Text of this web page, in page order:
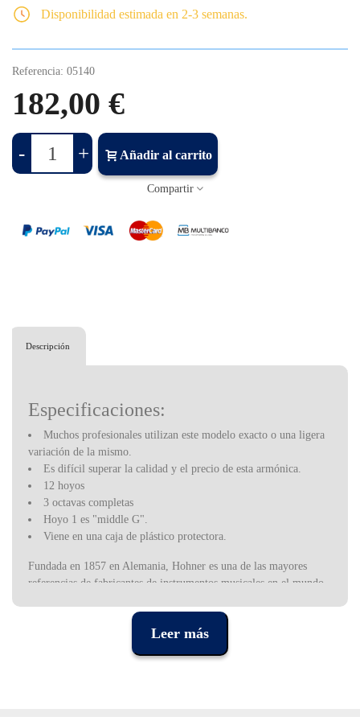
Disponibilidad estimada en 2-3 semanas.
Referencia: 05140
182,00 €
- + Añadir al carrito
Compartir
Descripción
Especificaciones:
Muchos profesionales utilizan este modelo exacto o una ligera
variación de la mismo.
Es difícil superar la calidad y el precio de esta armónica.
12 hoyos
3 octavas completas
Hoyo 1 es "middle G".
Viene en una caja de plástico protectora.
Fundada en 1857 en Alemania, Hohner es una de las mayores
referencias de fabricantes de instrumentos musicales en el mundo,
e instrumentos de viento, especialmente armónicas. Cualquier
instrumento Hohner es sinónimo de calidad y precisión alemanas.
Leer más